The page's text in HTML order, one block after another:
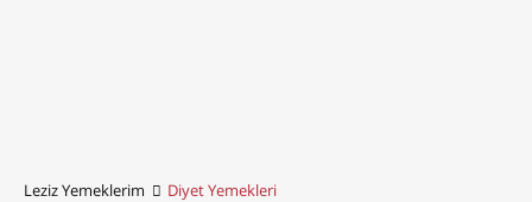
Leziz Yemeklerim Diyet Yemekleri